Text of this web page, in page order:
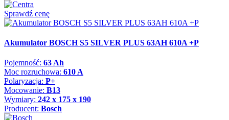
Sprawdź cenę
Akumulator BOSCH S5 SILVER PLUS 63AH 610A +P
Pojemność: 63 Ah
Moc rozruchowa: 610 A
Polaryzacja: P+
Mocowanie: B13
Wymiary: 242 x 175 x 190
Producent: Bosch